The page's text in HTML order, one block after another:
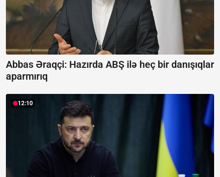
Abbas Əraqçi: Hazırda ABŞ ilə heç bir danışıqlar
aparmırıq
12:10